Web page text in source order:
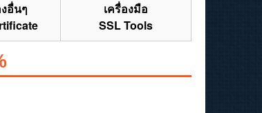
อื่นๆ
เครื่องมือ
SSL Tools